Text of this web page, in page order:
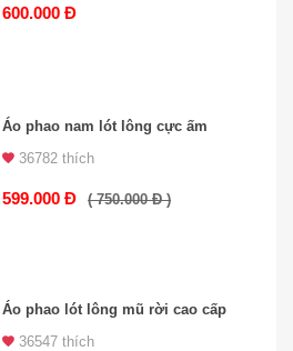
600.000 Đ
Áo phao nam lót lông cực ấm
36782 thích
599.000 Đ ( 750.000 Đ )
Áo phao lót lông mũ rời cao cấp
36547 thích